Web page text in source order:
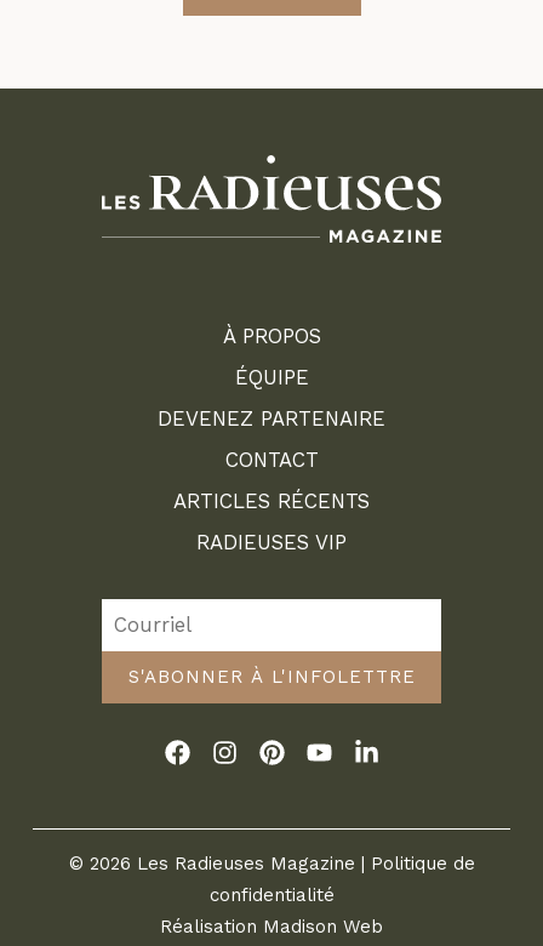
À PROPOS
ÉQUIPE
DEVENEZ PARTENAIRE
CONTACT
ARTICLES RÉCENTS
RADIEUSES VIP
S'ABONNER À L'INFOLETTRE
© 2026 Les Radieuses Magazine | Politique de
confidentialité
Réalisation Madison Web